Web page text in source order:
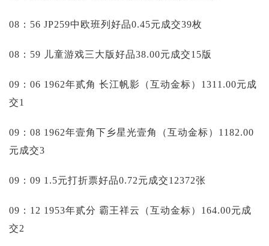
08：56 JP259中欧班列好品0.45元成交39枚
08：59 儿童游戏三大版好品38.00元成交15版
09：06 1962年贰角 长江帆影（互动金标）1311.00元成
交1
09：08 1962年壹角下乡星光壹角（互动金标）1182.00
元成交3
09：09 1.5元打折票好品0.72元成交12372张
09：12 1953年贰分 霸王祥云（互动金标）164.00元成
交2